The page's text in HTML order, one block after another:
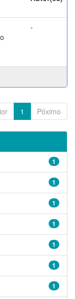
-
1 Póximo
1
1
1
1
1
1
1